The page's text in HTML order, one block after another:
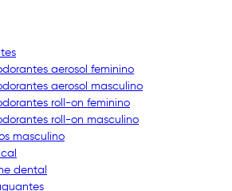
aerosol feminino
aerosol masculino
roll-on feminino
roll-on masculino
masculino
dental